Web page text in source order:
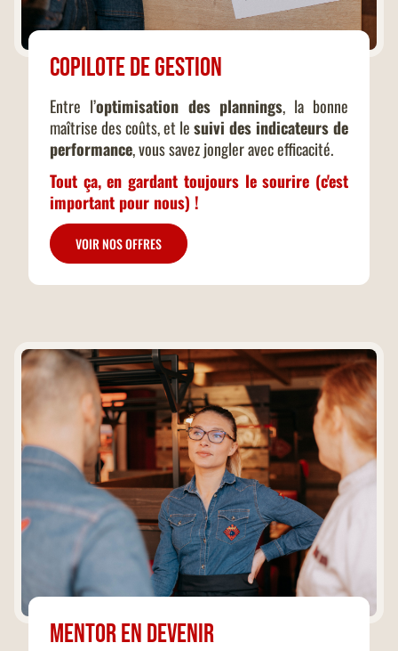
Copilote de gestion
Entre l’optimisation des plannings, la bonne
maîtrise des coûts, et lesuivi des indicateurs de
performance, vous savez jongler avec efficacité.
Tout ça, en gardant toujours le sourire (c'est
important pour nous) !
VOIR NOS OFFRES
Mentor en devenir